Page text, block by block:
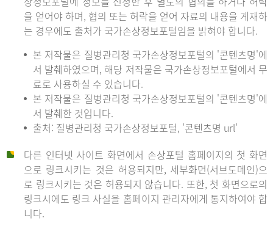
을 얻어야 하며, 협의 또는 허락을 얻어 자료의 내용을 게재하
는 경우에도 출처가 국가손상정보포털임을 밝혀야 합니다.
본 저작물은 질병관리청 국가손상정보포털의 '콘텐츠명'에
서 발췌하였으며, 해당 저작물은 국가손상정보포털에서 무
료로 사용하실 수 있습니다.
본 저작물은 질병관리청 국가손상정보포털의 '콘텐츠명'에
서 발췌한 것입니다.
출처: 질병관리청 국가손상정보포털, '콘텐츠명 url'
다른 인터넷 사이트 화면에서 손상포털 홈페이지의 첫 화면
으로 링크시키는 것은 허용되지만, 세부화면(서브도메인)으
로 링크시키는 것은 허용되지 않습니다. 또한, 첫 화면으로의
링크시에도 링크 사실을 홈페이지 관리자에게 통지하여야 합
니다.